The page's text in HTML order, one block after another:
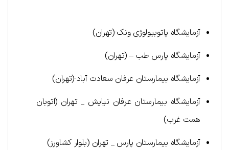
آزمایشگاه پاتوبیولوژی ونک-(تهران)
آزمایشگاه پارس طب – (تهران)
آزمایشگاه بیمارستان عرفان سعادت آباد-(تهران)
آزمایشگاه بیمارستان عرفان نیایش _ تهران (اتوبان
همت غرب)
آزمایشگاه بیمارستان پارس _ تهران (بلوار کشاورز)